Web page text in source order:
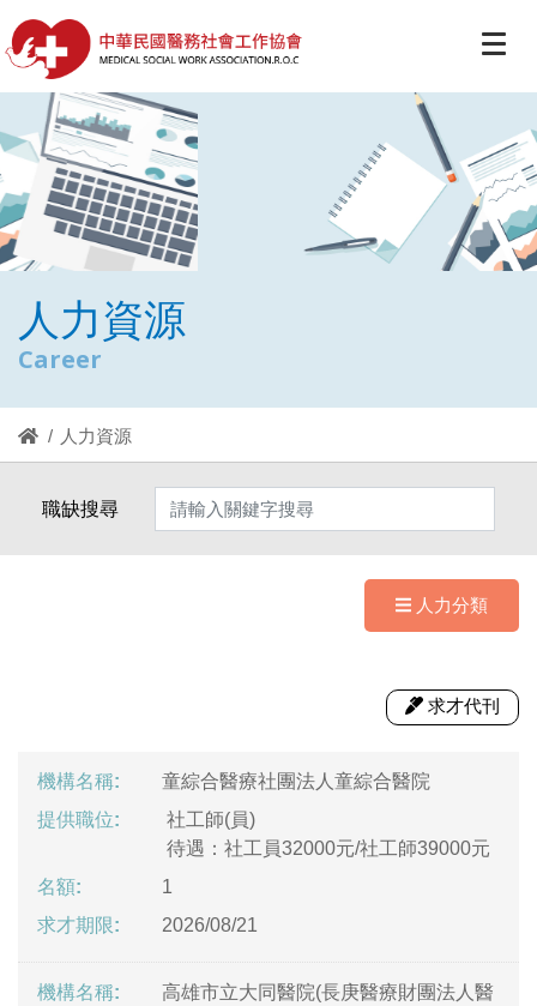
人力資源
Career
人力資源
職缺搜尋
人力分類
求才代刊
童綜合醫療社團法人童綜合醫院
社工師(員)
待遇：社工員32000元/社工師39000元
1
2026/08/21
高雄市立大同醫院(長庚醫療財團法人醫